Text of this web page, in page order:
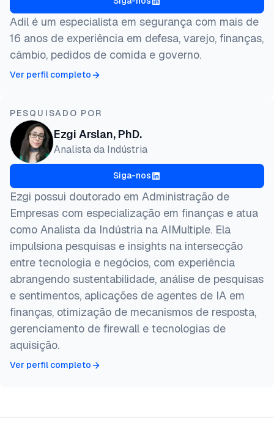
howpublished    = {\url{https://aimultiple.com/
  note   = {AIMultiple. Acessado em 28 Abril 2026}
}
Adil é um especialista em segurança com mais de
16 anos de experiência em defesa, varejo, finanças,
câmbio, pedidos de comida e governo.
Ver perfil completo
PESQUISADO POR
Ezgi Arslan, PhD.
Analista da Indústria
Siga-nos
Ezgi possui doutorado em Administração de
Empresas com especialização em finanças e atua
como Analista da Indústria na AIMultiple. Ela
impulsiona pesquisas e insights na intersecção
entre tecnologia e negócios, com experiência
abrangendo sustentabilidade, análise de pesquisas
e sentimentos, aplicações de agentes de IA em
finanças, otimização de mecanismos de resposta,
gerenciamento de firewall e tecnologias de
aquisição.
Ver perfil completo